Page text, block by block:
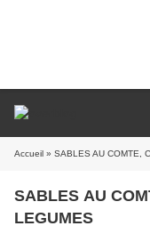
Accueil » SABLES AU COMTE,
SABLES AU
LEGUMES